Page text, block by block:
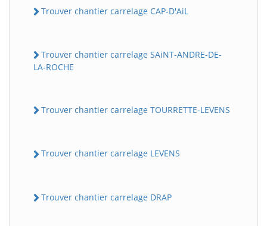
Trouver chantier carrelage CAP-D'AiL
Trouver chantier carrelage SAiNT-ANDRE-DE-
LA-ROCHE
Trouver chantier carrelage TOURRETTE-LEVENS
Trouver chantier carrelage LEVENS
Trouver chantier carrelage DRAP